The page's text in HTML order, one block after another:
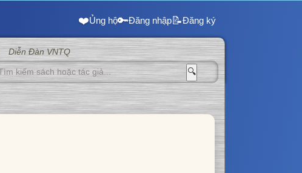
❤️Ủng hộ🔑Đăng nhập📝Đăng ký
Diễn Đàn VNTQ
🔍